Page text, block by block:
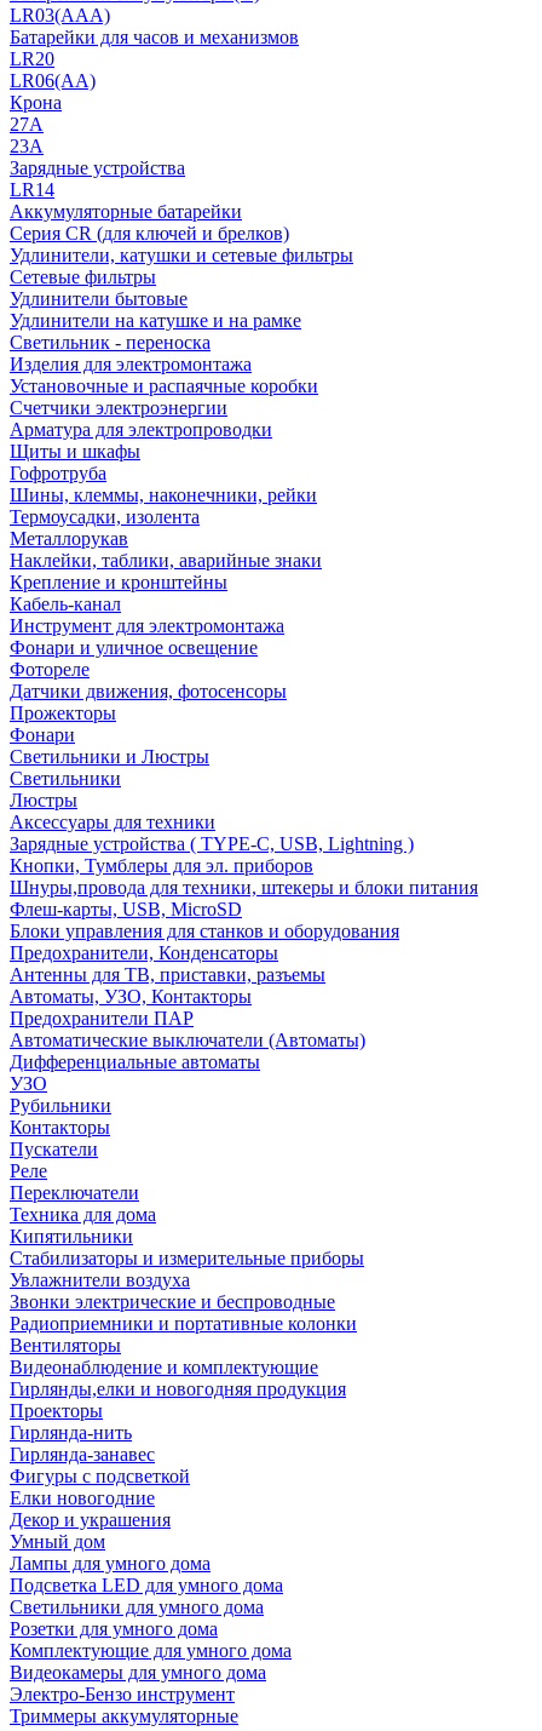
LR03(AAA)
Батарейки для часов и механизмов
LR20
LR06(AA)
Крона
27A
23A
Зарядные устройства
LR14
Аккумуляторные батарейки
Серия CR (для ключей и брелков)
Удлинители, катушки и сетевые фильтры
Сетевые фильтры
Удлинители бытовые
Удлинители на катушке и на рамке
Светильник - переноска
Изделия для электромонтажа
Установочные и распаячные коробки
Счетчики электроэнергии
Арматура для электропроводки
Щиты и шкафы
Гофротруба
Шины, клеммы, наконечники, рейки
Термоусадки, изолента
Металлорукав
Наклейки, таблики, аварийные знаки
Крепление и кронштейны
Кабель-канал
Инструмент для электромонтажа
Фонари и уличное освещение
Фотореле
Датчики движения, фотосенсоры
Прожекторы
Фонари
Светильники и Люстры
Светильники
Люстры
Аксессуары для техники
Зарядные устройства ( TYPE-C, USB, Lightning )
Кнопки, Тумблеры для эл. приборов
Шнуры,провода для техники, штекеры и блоки питания
Флеш-карты, USB, MicroSD
Блоки управления для станков и оборудования
Предохранители, Конденсаторы
Антенны для ТВ, приставки, разъемы
Автоматы, УЗО, Контакторы
Предохранители ПАР
Автоматические выключатели (Автоматы)
Дифференциальные автоматы
УЗО
Рубильники
Контакторы
Пускатели
Реле
Переключатели
Техника для дома
Кипятильники
Стабилизаторы и измерительные приборы
Увлажнители воздуха
Звонки электрические и беспроводные
Радиоприемники и портативные колонки
Вентиляторы
Видеонаблюдение и комплектующие
Гирлянды,елки и новогодняя продукция
Проекторы
Гирлянда-нить
Гирлянда-занавес
Фигуры с подсветкой
Елки новогодние
Декор и украшения
Умный дом
Лампы для умного дома
Подсветка LED для умного дома
Светильники для умного дома
Розетки для умного дома
Комплектующие для умного дома
Видеокамеры для умного дома
Электро-Бензо инструмент
Триммеры аккумуляторные